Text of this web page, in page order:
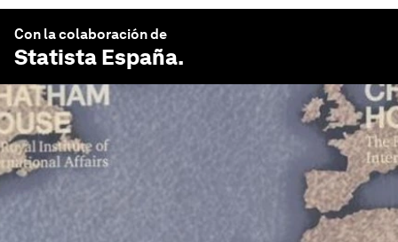
Con la colaboración de
Statista España.